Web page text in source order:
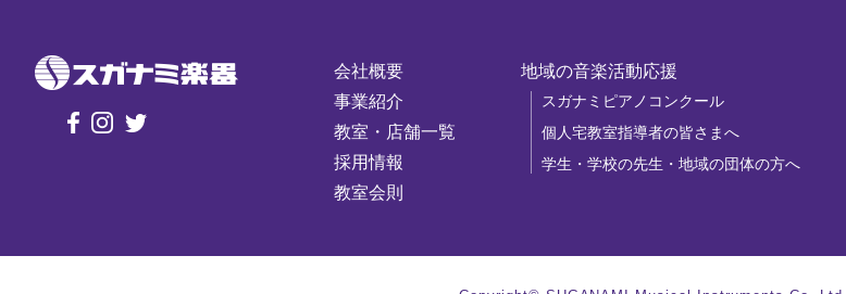
会社概要
事業紹介
教室・店舗一覧
採用情報
教室会則
地域の音楽活動応援
スガナミピアノコンクール
個人宅教室指導者の皆さまへ
学生・学校の先生・地域の団体の方へ